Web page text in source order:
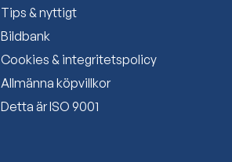
Tips & nyttigt
Bildbank
Cookies & integritetspolicy
Allmänna köpvillkor
Detta är ISO 9001